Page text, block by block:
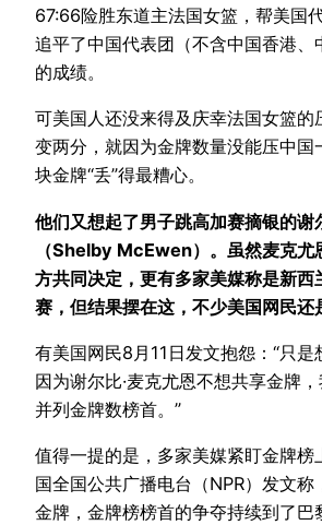
67:66险胜东道主法国女篮，帮美国
追平了中国代表团（不含中国香港、
的成绩。
可美国人还没来得及庆幸法国女篮的
变两分，就因为金牌数量没能压中国
块金牌“丢”得最糟心。
他们又想起了男子跳高加赛摘银的谢
（Shelby McEwen）。虽然麦克尤
方共同决定，更有多家美媒称是新西
赛，但结果摆在这，不少美国网民还
有美国网民8月11日发文抱怨：“只是
因为谢尔比·麦克尤恩不想共享金牌
并列金牌数榜首。”
值得一提的是，多家美媒紧盯金牌榜
国全国公共广播电台（NPR）发文
金牌，金牌榜榜首的争夺持续到了巴